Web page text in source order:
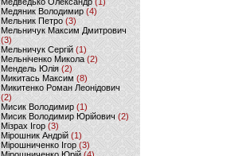
Медяник Володимир(4)
Мельник Петро (3)
Мельничук Максим Дмитрович
(3)
Мельничук Сергій (1)
Мельніченко Микола (2)
Мендель Юлія (2)
Микитась Максим (8)
Микитенко Роман Леонідович
(2)
Мисик Володимир (1)
Мисик Володимир Юрійович(2)
Мізрах Ігор(3)
Мірошник Андрій(1)
Мірошниченко Ігор (3)